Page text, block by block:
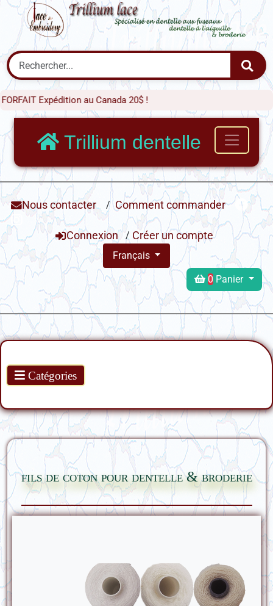
Expédition au Canada 20$ !
Trillium dentelle
Nous contacter / Comment commander
Connexion / Créer un compte
Français
0 Panier
Catégories
fils de coton pour dentelle & broderie